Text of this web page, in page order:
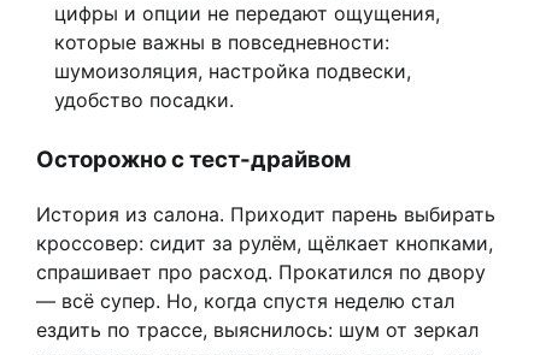
цифры и опции не передают ощущения,
которые важны в повседневности:
шумоизоляция, настройка подвески,
удобство посадки.
Осторожно с тест-драйвом
История из салона. Приходит парень выбирать
кроссовер: сидит за рулём, щёлкает кнопками,
спрашивает про расход. Прокатился по двору
— всё супер. Но, когда спустя неделю стал
ездить по трассе, выяснилось: шум от зеркал